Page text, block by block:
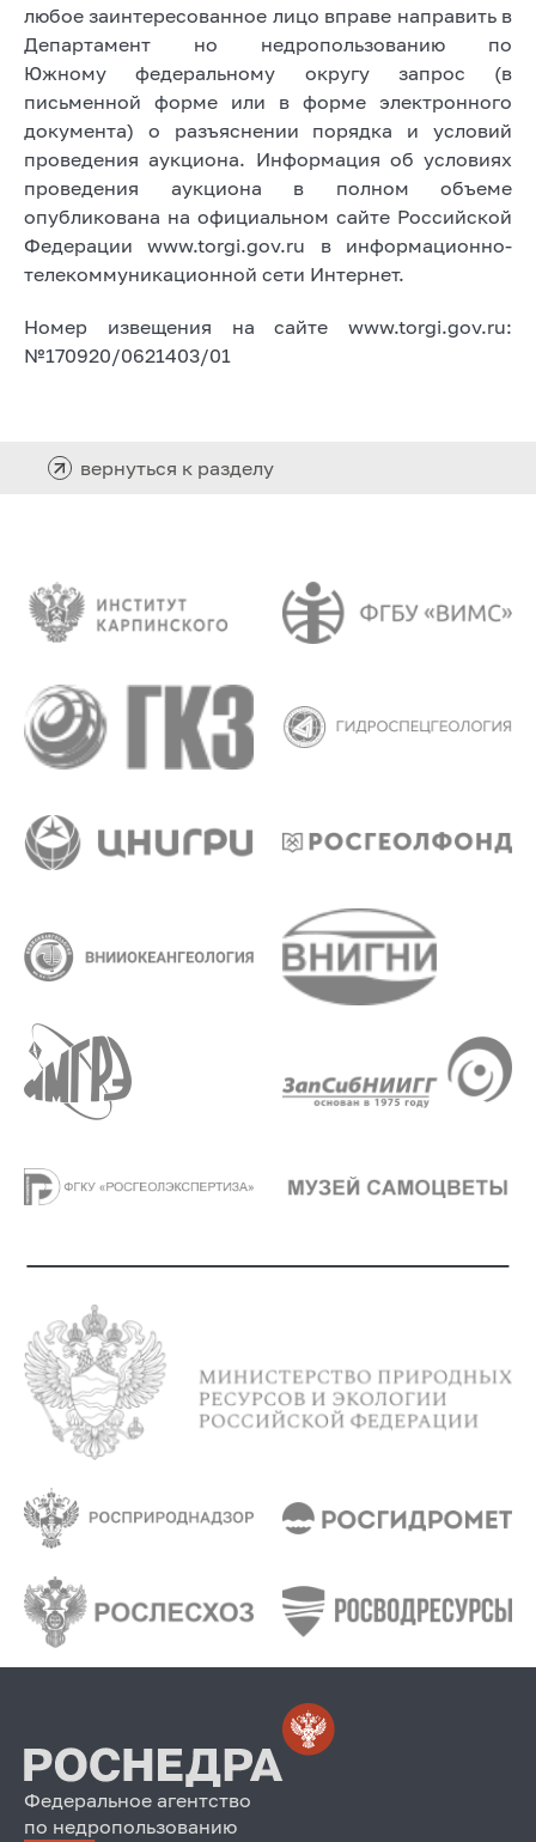
любое заинтересованное лицо вправе направить в
Департамент но недропользованию по
Южному федеральному округу запрос (в
письменной форме или в форме электронного
документа) о разъяснении порядка и условий
проведения аукциона. Информация об условиях
проведения аукциона в полном объеме
опубликована на официальном сайте Российской
Федерации www.torgi.gov.ru в информационно-
телекоммуникационной сети Интернет.
Номер извещения на сайте www.torgi.gov.ru:
№170920/0621403/01
вернуться к разделу
Федеральное агентство
по недропользованию